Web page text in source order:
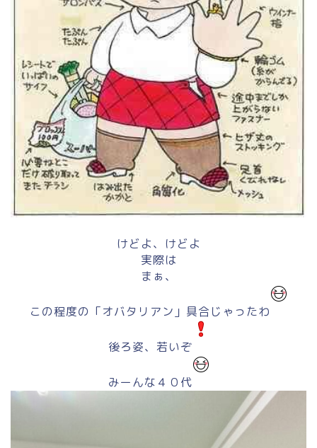
けどよ、けどよ
実際は
まぁ、
この程度の「オバタリアン」具合じゃったわ
後ろ姿、若いぞ
みーんな４０代